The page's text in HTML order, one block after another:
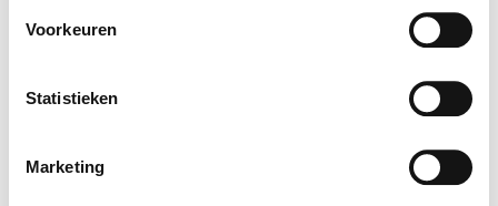
Voorkeuren
Statistieken
Marketing